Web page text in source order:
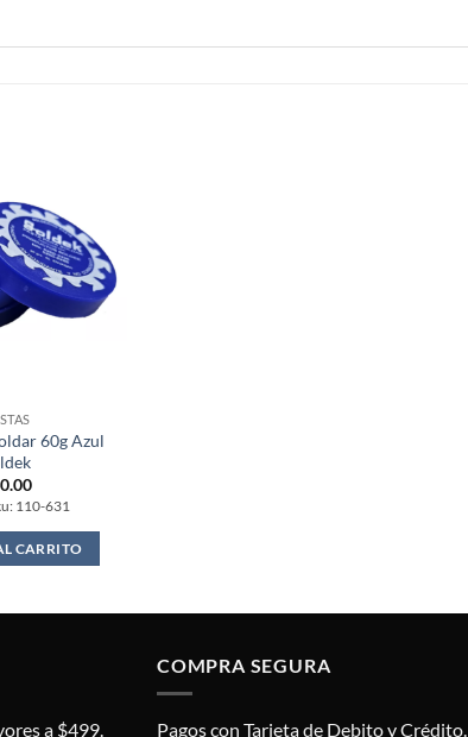
60g Azul
110-631
CARRITO
a $499.
COMPRA SEGURA
Pagos con Tarjeta de Debito y Crédito.